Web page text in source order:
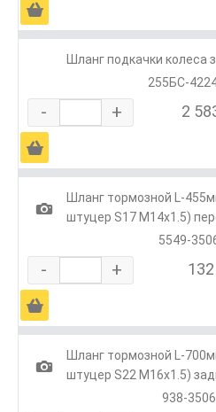
Ä
Шланг подкачки колеса
255БС-
- + 2
Ä
1
Шланг тормозной L-
штуцер S17 М14х1.5)
5549-
- +
Ä
1
Шланг тормозной L-
штуцер S22 М16х1.5)
938-